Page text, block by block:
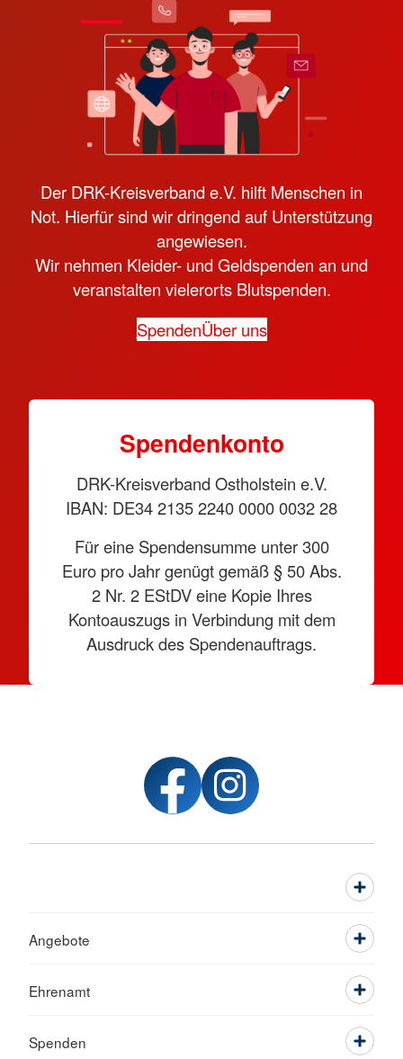
Der DRK-Kreisverband e.V. hilft Menschen in
Not. Hierfür sind wir dringend auf Unterstützung
angewiesen.
Wir nehmen Kleider- und Geldspenden an und
veranstalten vielerorts Blutspenden.
SpendenÜber uns
Spendenkonto
DRK-Kreisverband Ostholstein e.V.
IBAN: DE34 2135 2240 0000 0032 28
Für eine Spendensumme unter 300
Euro pro Jahr genügt gemäß § 50 Abs.
2 Nr. 2 EStDV eine Kopie Ihres
Kontoauszugs in Verbindung mit dem
Ausdruck des Spendenauftrags.
Angebote
Ehrenamt
Spenden